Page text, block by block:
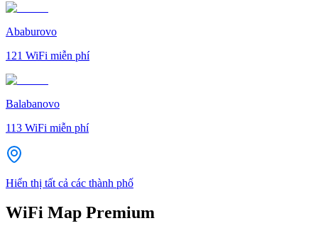
Ababurovo
121 WiFi miễn phí
Balabanovo
113 WiFi miễn phí
Hiển thị tất cả các thành phố
WiFi Map Premium